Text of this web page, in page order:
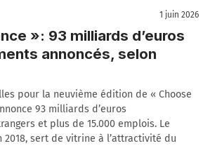
1 juin 2026
»: 93 milliards d’euros
annoncés, selon
pour la neuvième édition de « Choose
93 milliards d’euros
et plus de 15.000 emplois. Le
2018, sert de vitrine à l’attractivité du